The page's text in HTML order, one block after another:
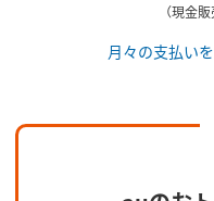
（現金
月々の支払い